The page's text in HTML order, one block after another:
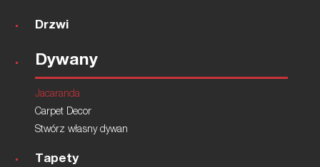
Drzwi
Dywany
Jacaranda
Carpet Decor
Stwórz własny dywan
Tapety